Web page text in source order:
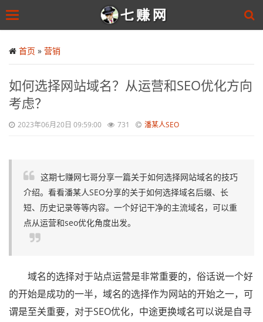
to
main
Toggle
首页 » 营销
如何选择网站域名？从运营和SEO优化方向
考虑？
2023年06月20日 09:59:00 731 潘某人SEO
这期七赚网七哥分享一篇关于如何选择网站域名的技巧
介绍。看看潘某人SEO分享的关于如何选择域名后缀、长
短、历史记录等等内容。一个好记干净的主流域名，可以重
点从运营和seo优化角度出发。
域名的选择对于站点运营是非常重要的，俗话说一个好
的开始是成功的一半，域名的选择作为网站的开始之一，可
谓是至关重要，对于SEO优化，中途更换域名可以说是自寻